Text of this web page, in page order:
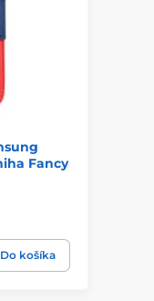
Fancy
Do košíka